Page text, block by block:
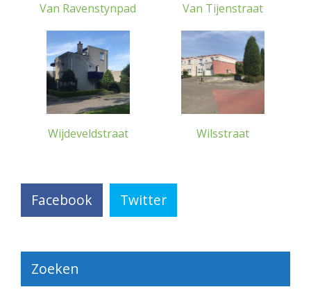
Van Ravenstynpad Van Tijenstraat
Wijdeveldstraat Wilsstraat
Facebook Twitter
Zoeken